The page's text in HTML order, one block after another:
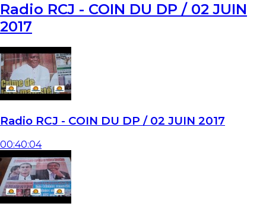
Radio RCJ - COIN DU DP / 02 JUIN
2017
Radio RCJ - COIN DU DP / 02 JUIN 2017
00:40:04